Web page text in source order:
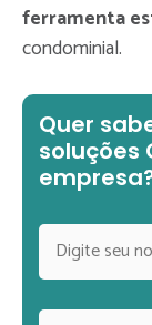
ferramenta
condominial.
Quer
soluções